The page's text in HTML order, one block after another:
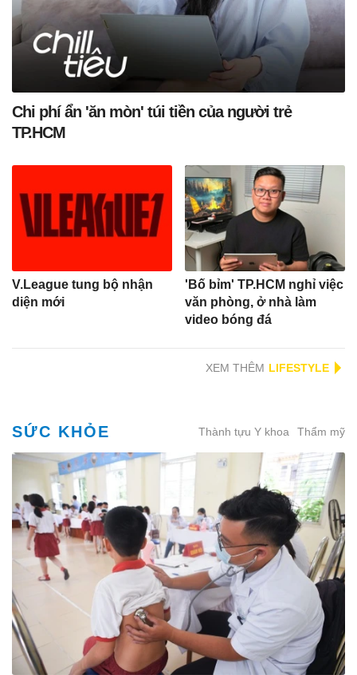
Chi phí ẩn 'ăn mòn' túi tiền của người trẻ
TP.HCM
V.League tung bộ nhận
diện mới
'Bố bỉm' TP.HCM nghỉ việc
văn phòng, ở nhà làm
video bóng đá
XEM THÊM
SỨC KHỎE Thành tựu Y khoa Thẩm mỹ